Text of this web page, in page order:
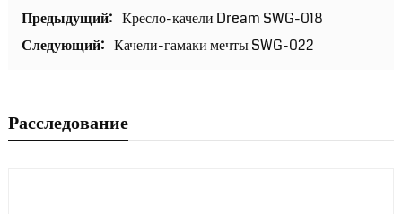
Предыдущий: Кресло-качели Dream SWG-018
Следующий: Качели-гамаки мечты SWG-022
Расследование